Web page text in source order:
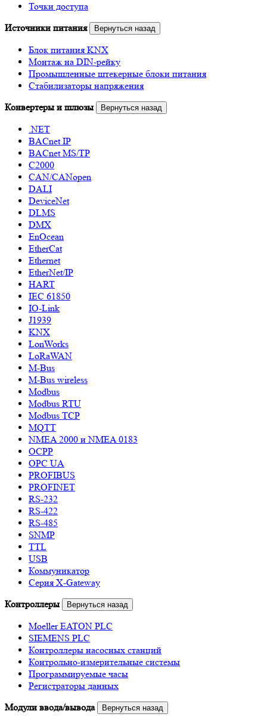
Точки доступа
Источники питания
Вернуться назад
Блок питания KNX
Монтаж на DIN-рейку
Промышленные штекерные блоки питания
Стабилизаторы напряжения
Конвертеры и шлюзы
Вернуться назад
.NET
BACnet IP
BACnet MS/TP
C2000
CAN/CANopen
DALI
DeviceNet
DLMS
DMX
EnOcean
EtherCat
Ethernet
EtherNet/IP
HART
IEC 61850
IO-Link
J1939
KNX
LonWorks
LoRaWAN
M-Bus
M-Bus wireless
Modbus
Modbus RTU
Modbus TCP
MQTT
NMEA 2000 и NMEA 0183
OCPP
OPC UA
PROFIBUS
PROFINET
RS-232
RS-422
RS-485
SNMP
TTL
USB
Коммуникатор
Серия X-Gateway
Контроллеры
Вернуться назад
Moeller EATON PLC
SIEMENS PLC
Контроллеры насосных станций
Контрольно-измерительные системы
Программируемые часы
Регистраторы данных
Модули ввода/вывода
Вернуться назад